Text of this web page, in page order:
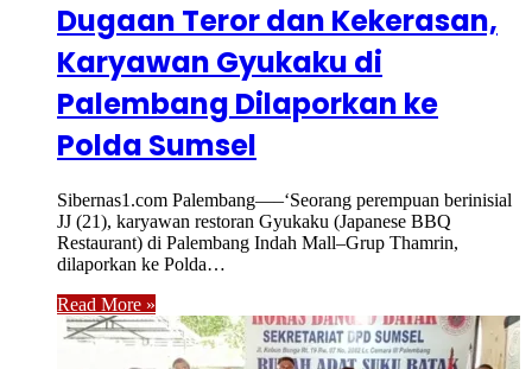
Dugaan Teror dan Kekerasan,
Karyawan Gyukaku di
Palembang Dilaporkan ke
Polda Sumsel
Sibernas1.com Palembang—–‘Seorang perempuan berinisial
JJ (21), karyawan restoran Gyukaku (Japanese BBQ
Restaurant) di Palembang Indah Mall–Grup Thamrin,
dilaporkan ke Polda…
Read More »